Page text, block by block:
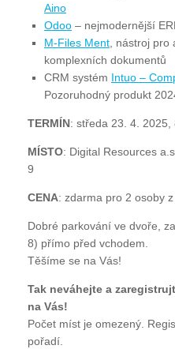
Aino
Odoo – nejmodernější
M-Files Ment , nástroj
komplexních dokumentů
CRM systém Intuo –
Pozoruhodný produkt
TERMÍN: středa 23. 4. 2025,
MÍSTO: Digital Resources
9
CENA: zdarma pro 2 osoby
Dobré parkování ve dvoře,
8) přímo před vchodem.
Těšíme se na Vás!
Tak neváhejte a
na Vás!
Počet míst je omezený.
pořadí.